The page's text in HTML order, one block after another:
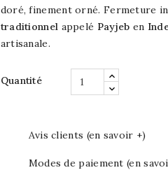
doré, finement orné. Fermeture
traditionnel appelé Payjeb en
artisanale.
Quantité
Avis clients (en savoir +)
Modes de paiement (en